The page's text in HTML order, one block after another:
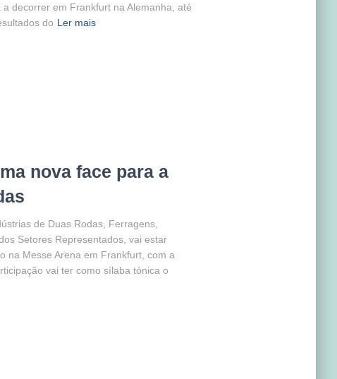
decorrer em Frankfurt na Alemanha, até
do Ler mais
nova face para a
de Duas Rodas, Ferragens,
Setores Representados, vai estar
na Messe Arena em Frankfurt, com a
vai ter como sílaba tónica o